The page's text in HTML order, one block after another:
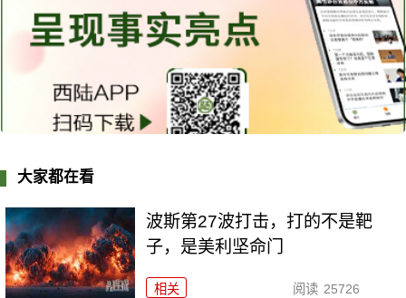
大家都在看
波斯第27波打击，打的不是靶
子，是美利坚命门
相关 阅读 25726